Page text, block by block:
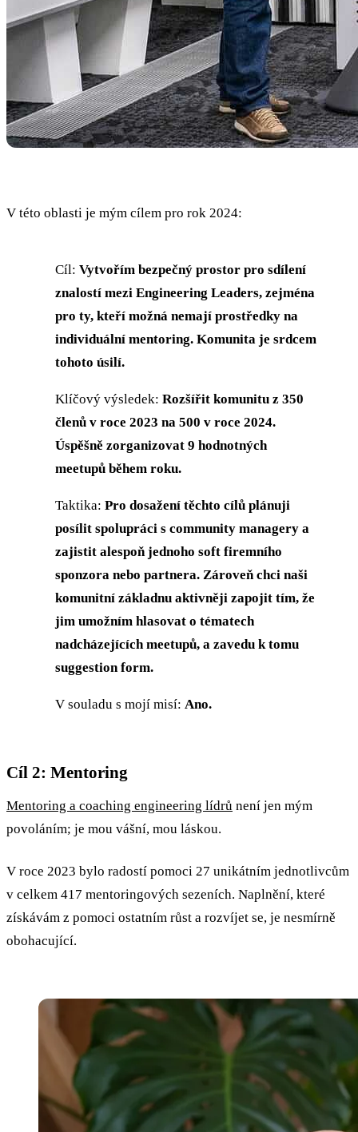
V této oblasti je mým cílem pro rok 2024:
Cíl:Vytvořím bezpečný prostor pro sdílení
znalostí mezi Engineering Leaders, zejména
pro ty, kteří možná nemají prostředky na
individuální mentoring. Komunita je srdcem
tohoto úsilí.
Klíčový výsledek:Rozšířit komunitu z 350
členů v roce 2023 na 500 v roce 2024.
Úspěšně zorganizovat 9 hodnotných
meetupů během roku.
Taktika:Pro dosažení těchto cílů plánuji
posílit spolupráci s community managery a
zajistit alespoň jednoho soft firemního
sponzora nebo partnera. Zároveň chci naši
komunitní základnu aktivněji zapojit tím, že
jim umožním hlasovat o tématech
nadcházejících meetupů, a zavedu k tomu
suggestion form.
V souladu s mojí misí:Ano.
Cíl 2: Mentoring
Mentoring a coaching engineering lídrů není jen mým
povoláním; je mou vášní, mou láskou.
V roce 2023 bylo radostí pomoci 27 unikátním jednotlivcům
v celkem 417 mentoringových sezeních. Naplnění, které
získávám z pomoci ostatním růst a rozvíjet se, je nesmírně
obohacující.